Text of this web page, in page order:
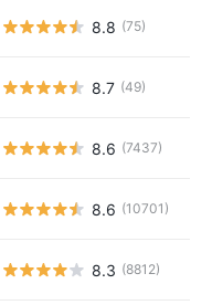
8.8 (75)
8.7 (49)
8.6 (7437)
8.6 (10701)
8.3 (8812)